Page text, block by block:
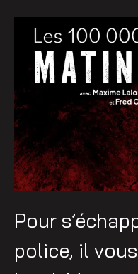
Pour
police, il